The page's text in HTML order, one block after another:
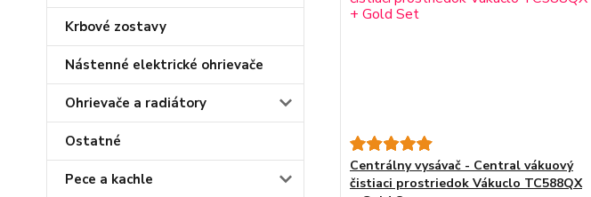
Krbové zostavy
Nástenné elektrické ohrievače
Ohrievače a radiátory
Ostatné
Pece a kachle
Centrálny vysávač - Central vákuový
čistiaci prostriedok Vákuclo TC588QX